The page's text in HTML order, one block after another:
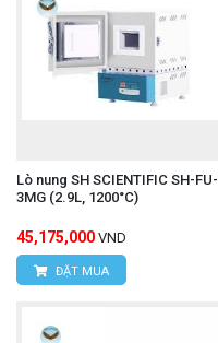
Lò nung SH SCIENTIFIC SH-FU-
3MG (2.9L, 1200°C)
45,175,000 VND
ĐẶT MUA